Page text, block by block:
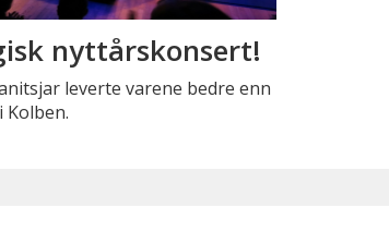
nyttårskonsert!
leverte varene bedre enn
Kolben.